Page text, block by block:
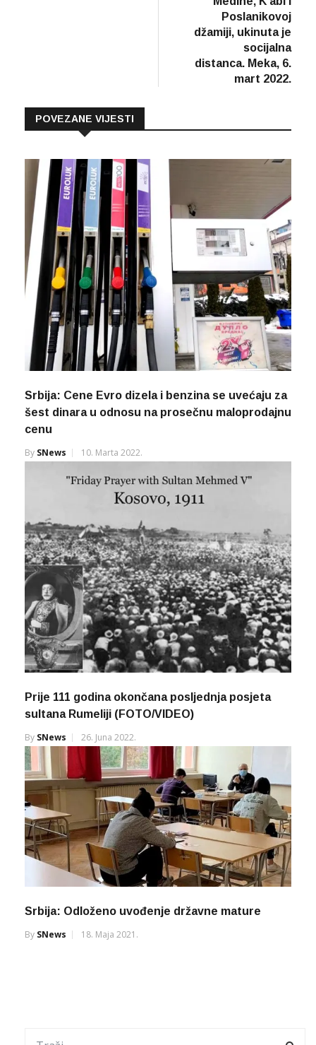
Poslanikovoj
džamiji, ukinuta je
socijalna
distanca. Meka, 6.
mart 2022.
POVEZANE VIJESTI
Srbija: Cene Evro dizela i benzina se uvećaju za
šest dinara u odnosu na prosečnu maloprodajnu
cenu
By SNews 10. Marta 2022.
Prije 111 godina okončana posljednja posjeta
sultana Rumeliji (FOTO/VIDEO)
By SNews 26. Juna 2022.
Srbija: Odloženo uvođenje državne mature
By SNews 18. Maja 2021.